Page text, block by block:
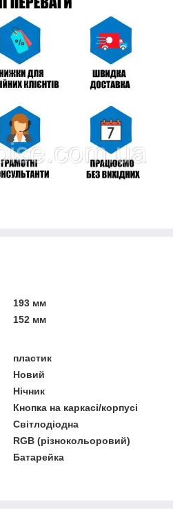
193 мм
152 мм
пластик
Новий
Нічник
Кнопка на каркасі/корпусі
Світлодіодна
RGB (різнокольоровий)
Батарейка